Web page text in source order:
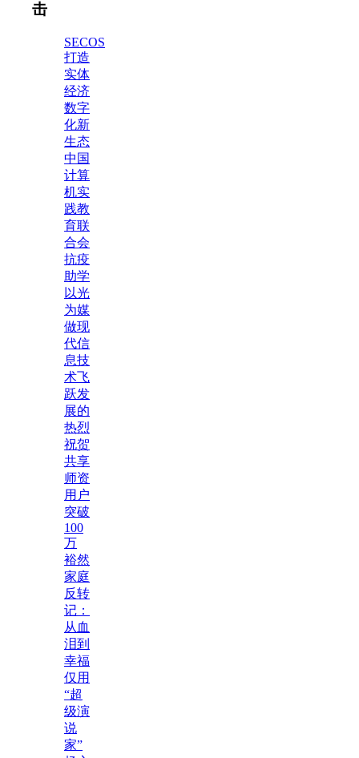
击
SECOS
打造
实体
经济
数字
化新
生态
中国
计算
机实
践教
育联
合会
抗疫
助学
以光
为媒
做现
代信
息技
术飞
跃发
展的
热烈
祝贺
共享
师资
用户
突破
100
万
裕然
家庭
反转
记：
从血
泪到
幸福
仅用
“超
级演
说
家”